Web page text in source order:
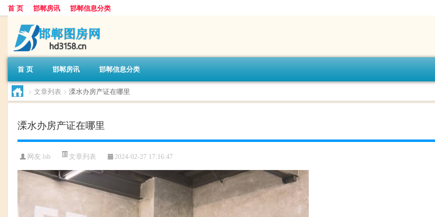
首 页 邯郸房讯 邯郸信息分类
首 页 邯郸房讯 邯郸信息分类
> 文章列表 > 溧水办房产证在哪里
溧水办房产证在哪里
网友: lsb 文章列表 2024-02-27 17:16:47